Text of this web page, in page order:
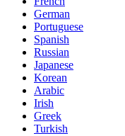
German
Portuguese
Spanish
Russian
Japanese
Korean
Arabic
Irish
Greek
Turkish